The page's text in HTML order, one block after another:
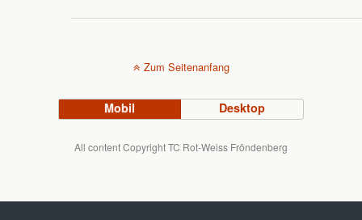
Zum Seitenanfang
Mobil Desktop
All content Copyright TC Rot-Weiss Fröndenberg